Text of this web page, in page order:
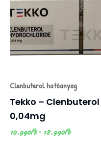
Clenbuterol hatóanyag
Tekko – Clenbuterol
0,04mg
10.990Ft – 18.990Ft
-
18.990Ft
terméknek
több
variációja
van.
változatok
a
választhatók